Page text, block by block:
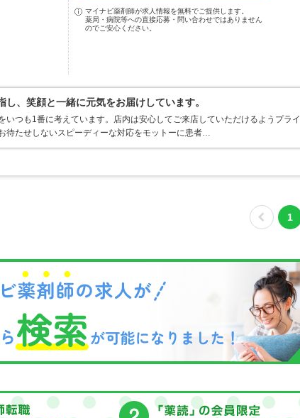
マイナビ薬剤師が求人情報を無料でご提供します。
薬局・病院等への直接応募・問い合わせではありません
のでご安心ください。
、笑顔と一緒に元気をお届けしています。
いつも1番に考えています。店内は安心してご来店していただけるようプライ
待たせしないスピーディーな対応をモットーに患者…
1